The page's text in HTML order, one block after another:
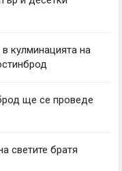
кулминацията на
ще се проведе
светите братя